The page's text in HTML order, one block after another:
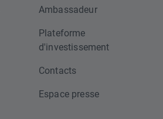
Ambassadeur
Plateforme
d'investissement
Contacts
Espace presse